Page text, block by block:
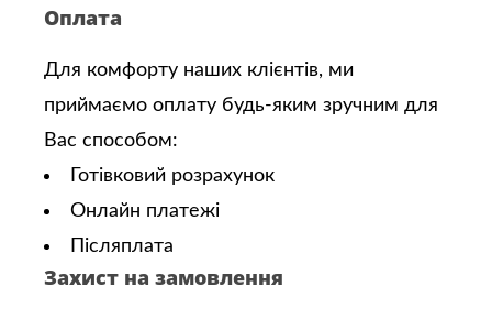
Оплата
Для комфорту наших клієнтів, ми
приймаємо оплату будь-яким зручним для
Вас способом:
Готівковий розрахунок
Онлайн платежі
Післяплата
Захист на замовлення